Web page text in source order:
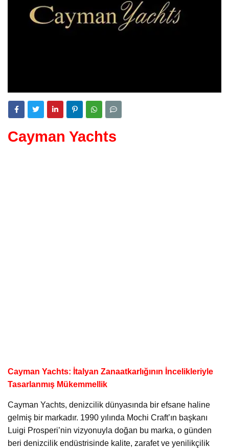
Cayman Yachts
Cayman Yachts: İtalyan Zanaatkarlığının İncelikleriyle
Tasarlanmış Mükemmellik
Cayman Yachts, denizcilik dünyasında bir efsane haline
gelmiş bir markadır. 1990 yılında Mochi Craft’ın başkanı
Luigi Prosperi’nin vizyonuyla doğan bu marka, o günden
beri denizcilik endüstrisinde kalite, zarafet ve yenilikçilik